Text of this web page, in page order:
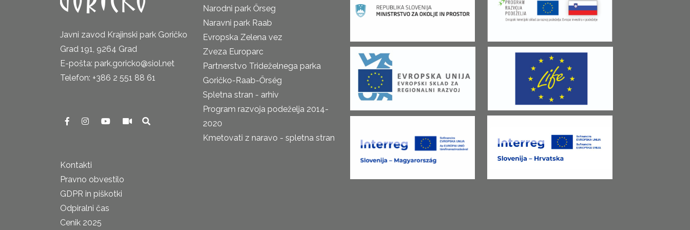
Javni zavod Krajinski park Goričko
Grad 191, 9264 Grad
E-pošta: park.goricko@siol.net
Telefon: +386 2 551 88 61
Kontakti
Pravno obvestilo
GDPR in piškotki
Odpiralni čas
Cenik 2025
Narodni park Őrseg
Naravni park Raab
Evropska Zelena vez
Zveza Europarc
Partnerstvo Trideželnega parka
Goričko-Raab-Őrség
Spletna stran - arhiv
Program razvoja podeželja 2014-
2020
Kmetovati z naravo - spletna stran